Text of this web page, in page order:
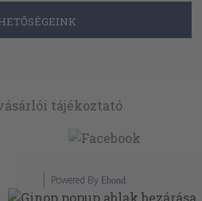
Powered By Ebond